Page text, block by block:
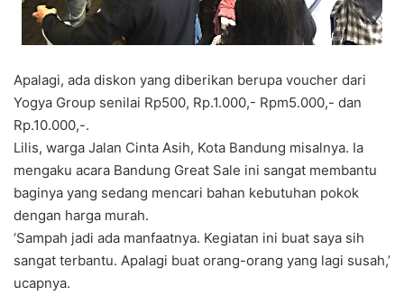
Apalagi, ada diskon yang diberikan berupa voucher dari
Yogya Group senilai Rp500, Rp.1.000,- Rpm5.000,- dan
Rp.10.000,-.
Lilis, warga Jalan Cinta Asih, Kota Bandung misalnya. Ia
mengaku acara Bandung Great Sale ini sangat membantu
baginya yang sedang mencari bahan kebutuhan pokok
dengan harga murah.
‘Sampah jadi ada manfaatnya. Kegiatan ini buat saya sih
sangat terbantu. Apalagi buat orang-orang yang lagi susah,’
ucapnya.